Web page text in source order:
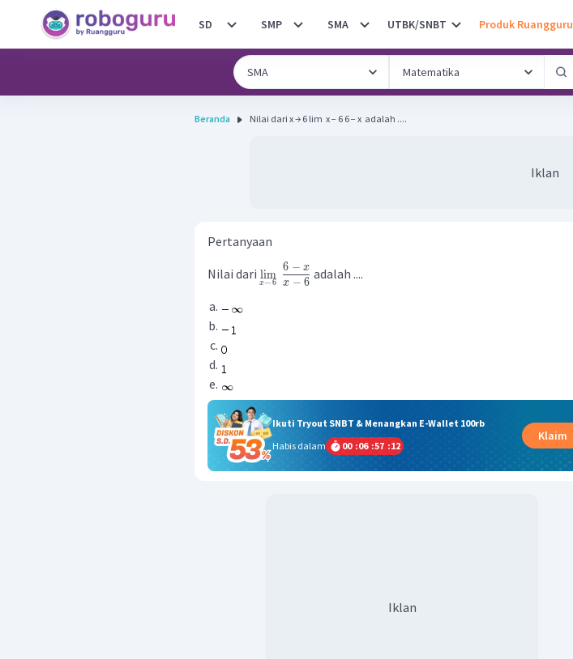
SD SMP SMA UTBK/SNBT Produk Ruangguru
Beranda Nilai dari x → 6 lim ​ x − 6 6 − x ​ adalah ....
Iklan
Pertanyaan
Nilai dari
x→6
lim
x − 6
6 − x adalah ....
Ikuti Tryout SNBT & Menangkan E-Wallet 100rb
Habis dalam
00 :06 :57 :11
Klaim
Iklan